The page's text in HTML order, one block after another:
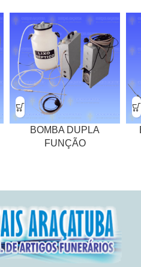
BOMBA DUPLA
FUNÇÃO